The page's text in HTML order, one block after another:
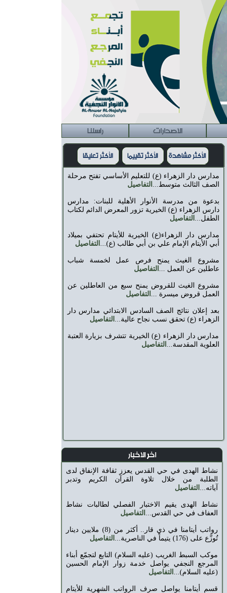
الاصدارات راسلنا
مدارس دار الزهراء (ع) للتعليم الأساسي تفتح مرحلة
الصف الثالث متوسط... التفاصيل
بدعوة من مدرسة الأنوار الأهلية للبنات: مدارس
دارس الزهراء (ع) الخيرية تزور المعرض الدائم لكتاب
الطفل... التفاصيل
مدارس دار الزهراء(ع) الخيرية للأيتام تحتفي بميلاد
أبي الأيتام الإمام علي بن أبي طالب (ع)... التفاصيل
مشروع الغيث يمنح فرص عمل لخمسة شباب
عاطلين عن العمل ... التفاصيل
مشروع الغيث للقروض يمنح سبع من العاطلين عن
العمل قروض ميسرة ... التفاصيل
بعد إعلان نتائج الصف السادس الابتدائي مدارس دار
الزهراء (ع) تحقق نسب نجاح عالية... التفاصيل
مدارس دار الزهراء (ع) الخيرية تتشرف بزيارة العتبة
العلوية المقدسة... التفاصيل
اخر الاخبار
نشاط الهدى في حي القدس يعزز ثقافة الإنفاق لدى
الطلبة من خلال تلاوة القرآن الكريم وتدبر
آياته... التفاصيل
نشاط الهدى يقيم الاختبار الفصلي لطالبات نشاط
العفاف في حي القدس... التفاصيل
رواتب أيتامنا في ذي قار.. أكثر من (8) ملايين دينار
تُوزَّع على (176) يتيماً في الناصرية...
التفاصيل
موكب السبط الغريب (عليه السلام) التابع لتجمّع أبناء
المرجع ‏النجفي يواصل خدمة زوار الإمام الحسين
(عليه السلام)‏... التفاصيل
قسم أيتامنا يواصل صرف الرواتب الشهرية للأيتام